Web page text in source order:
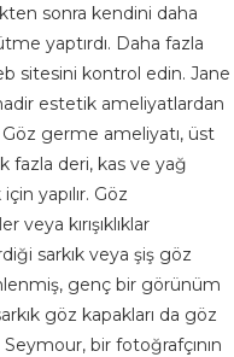
sonra kendini daha
yaptırdı. Daha fazla
sitesini kontrol edin. Jane
estetik ameliyatlardan
germe ameliyatı, üst
fazla deri, kas ve yağ
yapılır. Göz
kırışıklıklar
sarkık veya şiş göz
genç bir görünüm
göz kapakları da göz
bir fotoğrafçının